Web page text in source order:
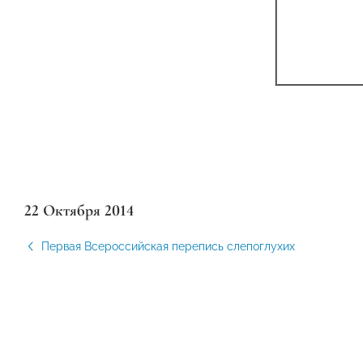
22 Октября 2014
Первая Всероссийская перепись слепоглухих